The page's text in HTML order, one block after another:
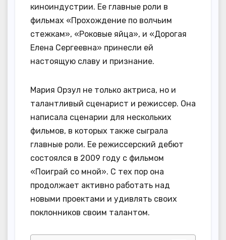
киноиндустрии. Ее главные роли в
фильмах «Прохождение по волчьим
стежкам», «Роковые яйца», и «Дорогая
Елена Сергеевна» принесли ей
настоящую славу и признание.
Мария Орзул не только актриса, но и
талантливый сценарист и режиссер. Она
написала сценарии для нескольких
фильмов, в которых также сыграла
главные роли. Ее режиссерский дебют
состоялся в 2009 году с фильмом
«Поиграй со мной». С тех пор она
продолжает активно работать над
новыми проектами и удивлять своих
поклонников своим талантом.